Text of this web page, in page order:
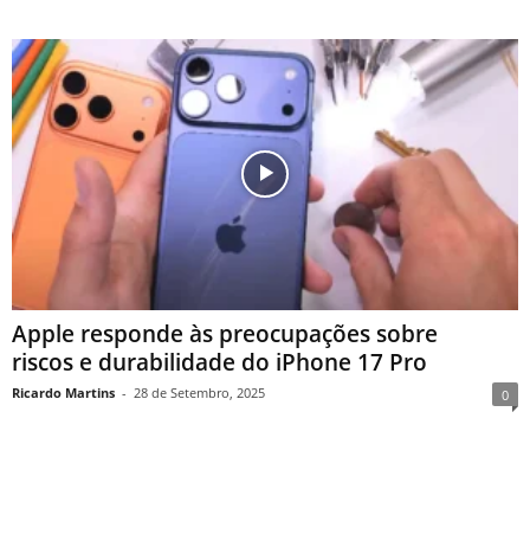
Apple responde às preocupações sobre
riscos e durabilidade do iPhone 17 Pro
Ricardo Martins - 28 de Setembro, 2025 0